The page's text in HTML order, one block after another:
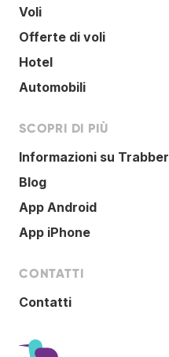
Voli
Offerte di voli
Hotel
Automobili
SCOPRI DI PIÙ
Informazioni su Trabber
Blog
App Android
App iPhone
CONTATTI
Contatti